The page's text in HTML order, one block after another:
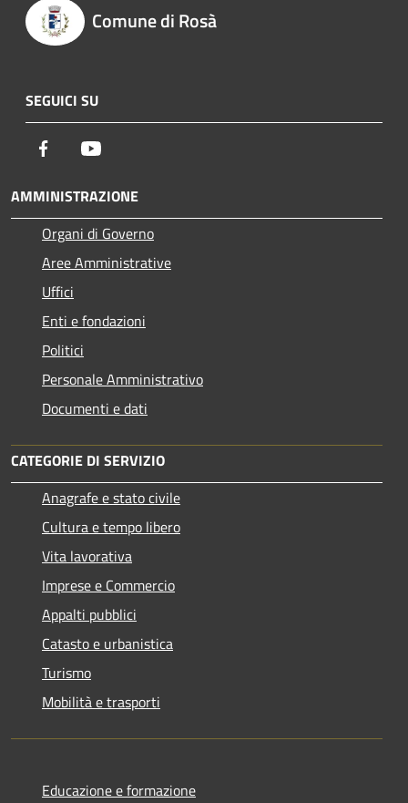
Comune di Rosà
SEGUICI SU
Facebook
AMMINISTRAZIONE
Organi di Governo
Aree Amministrative
Uffici
Enti e fondazioni
Politici
Personale Amministrativo
Documenti e dati
CATEGORIE DI SERVIZIO
Anagrafe e stato civile
Cultura e tempo libero
Vita lavorativa
Imprese e Commercio
Appalti pubblici
Catasto e urbanistica
Turismo
Mobilità e trasporti
Educazione e formazione